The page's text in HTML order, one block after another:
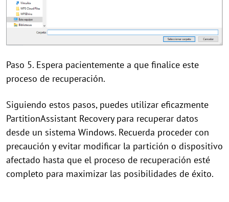
Paso 5. Espera pacientemente a que finalice este
proceso de recuperación.
Siguiendo estos pasos, puedes utilizar eficazmente
PartitionAssistant Recovery para recuperar datos
desde un sistema Windows. Recuerda proceder con
precaución y evitar modificar la partición o dispositivo
afectado hasta que el proceso de recuperación esté
completo para maximizar las posibilidades de éxito.